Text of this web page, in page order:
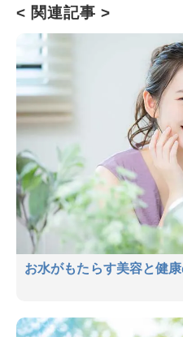
< 関連記事 >
お水がもたらす美容と健